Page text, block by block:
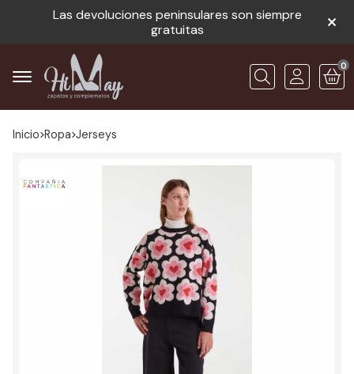
Las devoluciones peninsulares son siempre
gratuitas
Buscar
0
Inicio ropa jerseys